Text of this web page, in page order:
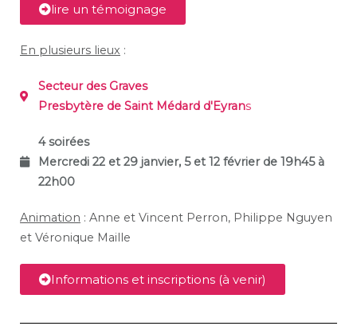
lire un témoignage
En plusieurs lieux :
Secteur des Graves
Presbytère de Saint Médard d'Eyrans
4 soirées
Mercredi 22 et 29 janvier, 5 et 12 février de 19h45 à
22h00
Animation : Anne et Vincent Perron, Philippe Nguyen
et Véronique Maille
Informations et inscriptions (à venir)